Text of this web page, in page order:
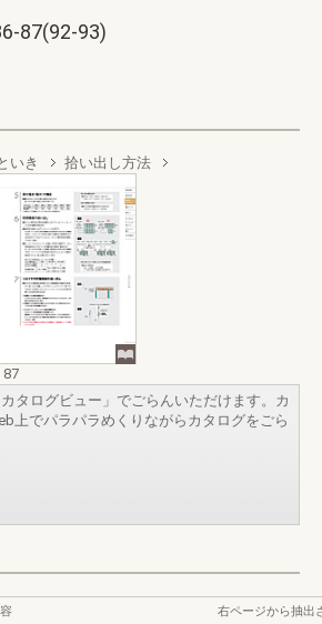
87(92-93)
いき 拾い出し方法
87
タログビュー」でごらんいただけます。カ
上でパラパラめくりながらカタログをごら
右ページから抽出